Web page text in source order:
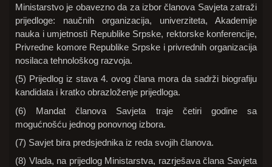
Ministarstvo je obavezno da za izbor članova Savjeta zatraži
prijedloge: naučnih organizacija, univerziteta, Akademije
nauka i umjetnosti Republike Srpske, rektorske konferencije,
Privredne komore Republike Srpske i privrednih organizacija
nosilaca tehnološkog razvoja.
(5) Prijedlog iz stava 4. ovog člana mora da sadrži biografiju
kandidata i kratko obrazloženje prijedloga.
(6) Mandat članova Savjeta traje četiri godine sa
mogućnošću jednog ponovnog izbora.
(7) Savjet bira predsjednika iz reda svojih članova.
(8) Vlada, na prijedlog Ministarstva, razrješava člana Savjeta